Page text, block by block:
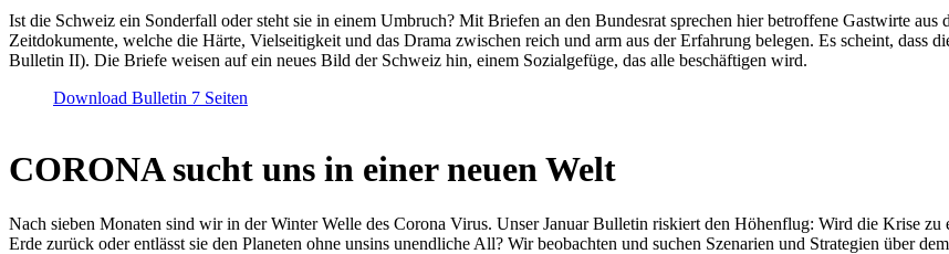
Ist die Schweiz ein Sonderfall oder steht sie in einem Umbruch? Mit Briefen an den Bundesrat sprechen hier betroffene Gastwirte
Zeitdokumente, welche die Härte, Vielseitigkeit und das Drama zwischen reich und arm aus der Erfahrung belegen. Es scheint,
Bulletin II). Die Briefe weisen auf ein neues Bild der Schweiz hin, einem Sozialgefüge, das alle beschäftigen wird.
Download Bulletin 7 Seiten
CORONA sucht uns in einer neuen Welt
Nach sieben Monaten sind wir in der Winter Welle des Corona Virus. Unser Januar Bulletin riskiert den Höhenflug: Wird die Krise
Erde zurück oder entlässt sie den Planeten ohne unsins unendliche All? Wir beobachten und suchen Szenarien und Strategien über